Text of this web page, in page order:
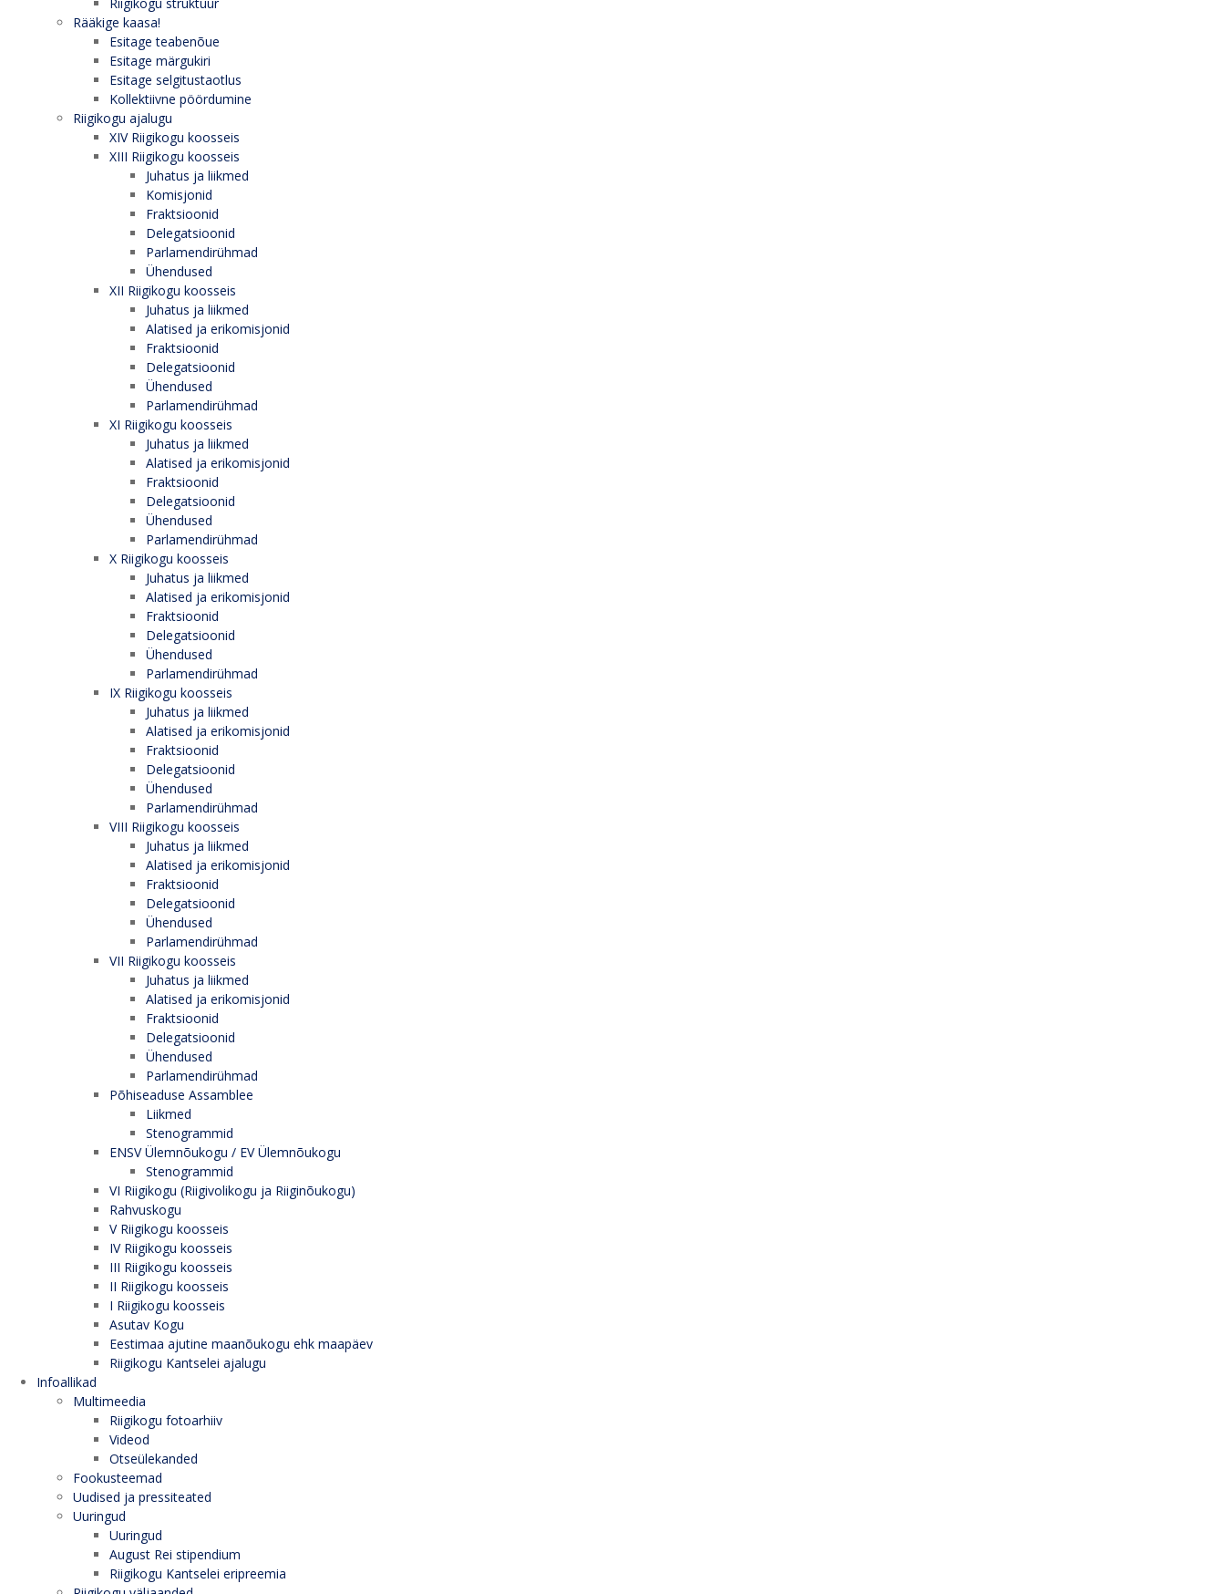
Rääkige kaasa!
Esitage teabenõue
Esitage märgukiri
Esitage selgitustaotlus
Kollektiivne pöördumine
Riigikogu ajalugu
XIV Riigikogu koosseis
XIII Riigikogu koosseis
Juhatus ja liikmed
Komisjonid
Fraktsioonid
Delegatsioonid
Parlamendirühmad
Ühendused
XII Riigikogu koosseis
Juhatus ja liikmed
Alatised ja erikomisjonid
Fraktsioonid
Delegatsioonid
Ühendused
Parlamendirühmad
XI Riigikogu koosseis
Juhatus ja liikmed
Alatised ja erikomisjonid
Fraktsioonid
Delegatsioonid
Ühendused
Parlamendirühmad
X Riigikogu koosseis
Juhatus ja liikmed
Alatised ja erikomisjonid
Fraktsioonid
Delegatsioonid
Ühendused
Parlamendirühmad
IX Riigikogu koosseis
Juhatus ja liikmed
Alatised ja erikomisjonid
Fraktsioonid
Delegatsioonid
Ühendused
Parlamendirühmad
VIII Riigikogu koosseis
Juhatus ja liikmed
Alatised ja erikomisjonid
Fraktsioonid
Delegatsioonid
Ühendused
Parlamendirühmad
VII Riigikogu koosseis
Juhatus ja liikmed
Alatised ja erikomisjonid
Fraktsioonid
Delegatsioonid
Ühendused
Parlamendirühmad
Põhiseaduse Assamblee
Liikmed
Stenogrammid
ENSV Ülemnõukogu / EV Ülemnõukogu
Stenogrammid
VI Riigikogu (Riigivolikogu ja Riiginõukogu)
Rahvuskogu
V Riigikogu koosseis
IV Riigikogu koosseis
III Riigikogu koosseis
II Riigikogu koosseis
I Riigikogu koosseis
Asutav Kogu
Eestimaa ajutine maanõukogu ehk maapäev
Riigikogu Kantselei ajalugu
Infoallikad
Multimeedia
Riigikogu fotoarhiiv
Videod
Otseülekanded
Fookusteemad
Uudised ja pressiteated
Uuringud
Uuringud
August Rei stipendium
Riigikogu Kantselei eripreemia